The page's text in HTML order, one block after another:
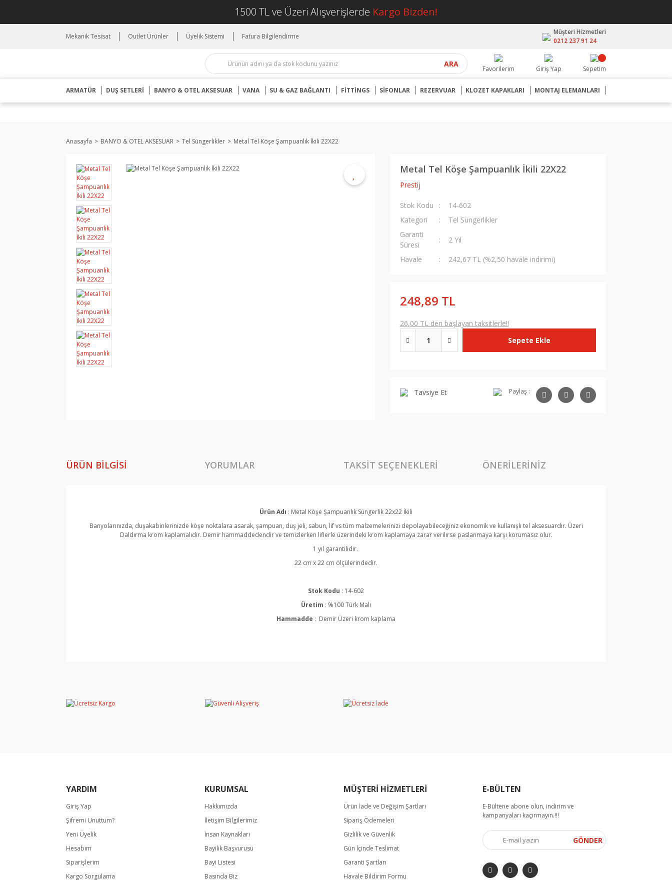
1500 TL ve Üzeri Alışverişlerde Kargo Bizden!
Mekanik Tesisat Outlet Ürünler Üyelik Sistemi Fatura Bilgilendirme
Müşteri Hizmetleri
0212 237 91 24
ARA
Favorilerim Giriş Yap Sepetim
ARMATÜR DUŞ SETLERİ BANYO & OTEL AKSESUAR VANA SU & GAZ BAĞLANTI FİTTİNGS SİFONLAR REZERVUAR KLOZET KAPAKLARI MONTAJ ELEMANLARI
Anasayfa BANYO & OTEL AKSESUAR Tel Süngerlikler Metal Tel Köşe Şampuanlık İkili 22X22
Metal Tel Köşe Şampuanlık İkili 22X22
Prestij
Stok Kodu
14-602
Kategori
Tel Süngerlikler
Garanti
Süresi
2 Yıl
Havale 242,67 TL (%2,50 havale indirimi)
248,89 TL
26,00 TL den başlayan taksitlerle!!
Sepete Ekle
Tavsiye Et Paylaş :
ÜRÜN BILGISI YORUMLAR TAKSIT SEÇENEKLERI ÖNERILERINIZ
Ürün Adı : Metal Köşe Şampuanlık Süngerlik 22x22 İkili
Banyolarınızda, duşakabinlerinizde köşe noktalara asarak, şampuan, duş jeli, sabun, lif vs tüm malzemelerinizi depolayabileceğiniz ekonomik ve kullanışlı tel aksesuardır. Üzeri
Daldırma krom kaplamalıdır. Demir hammaddedendir ve temizlerken liflerle üzerindeki krom kaplamaya zarar verilirse paslanmaya karşı korumasız olur.
1 yıl garantilidir.
22 cm x 22 cm ölçülerindedir.
Stok Kodu : 14-602
Üretim : %100 Türk Malı
Hammadde : Demir Üzeri krom kaplama
Yorum Yaz
Ürün resmi kalitesiz, bozuk veya görüntülenemiyor.
Gönder
YARDIM
Giriş Yap
Şifremi Unuttum?
Yeni Üyelik
Hesabım
Siparişlerim
Kargo Sorgulama
KURUMSAL
Hakkımızda
İletişim Bilgilerimiz
İnsan Kaynakları
Bayilik Başvurusu
Bayi Listesi
Basında Biz
MÜŞTERİ HİZMETLERİ
Ürün İade ve Değişim Şartları
Sipariş Ödemeleri
Gizlilik ve Güvenlik
Gün İçinde Teslimat
Garanti Şartları
Havale Bildirim Formu
E-BÜLTEN
E-Bültene abone olun, indirim ve
kampanyaları kaçırmayın.!!!
GÖNDER